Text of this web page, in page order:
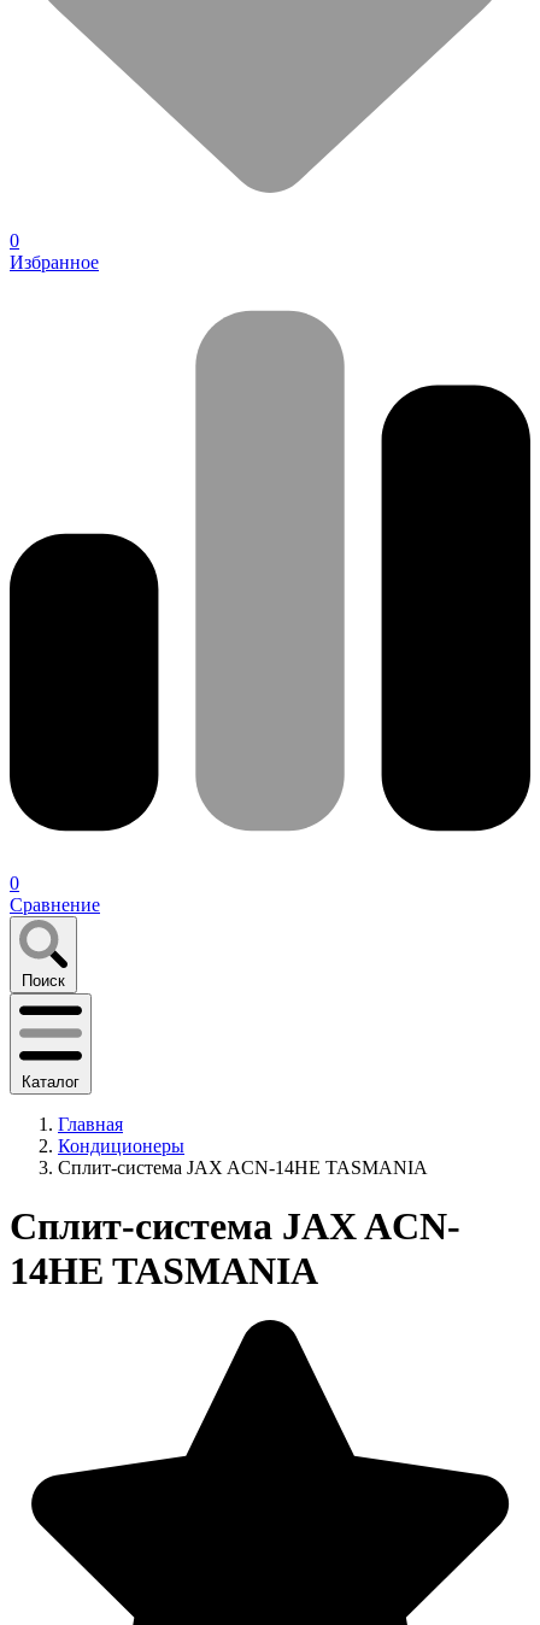
0
Избранное
0
Сравнение
Поиск
Каталог
Главная
Кондиционеры
Сплит-система JAX ACN-14HE TASMANIA
Сплит-система JAX ACN-
14HE TASMANIA